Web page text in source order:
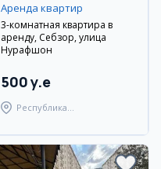
Аренда квартир
3-комнатная квартира в
аренду, Себзор, улица
Нурафшон
500 y.e
Республика
Берунийский район